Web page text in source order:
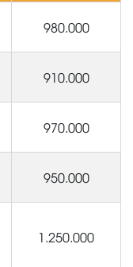
980.000
910.000
970.000
950.000
1.250.000